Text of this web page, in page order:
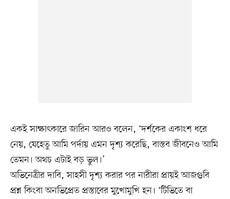
একই সাক্ষাৎকারে জারিন আরও বলেন, ‘দর্শকের একাংশ ধরে
নেয়, যেহেতু আমি পর্দায় এমন দৃশ্য করেছি, বাস্তব জীবনেও আমি
তেমন। অথচ এটাই বড় ভুল।’
অভিনেত্রীর দাবি, সাহসী দৃশ্য করার পর নারীরা প্রায়ই আজগুবি
প্রশ্ন কিংবা অনভিপ্রেত প্রস্তাবের মুখোমুখি হন। ‘টিভিতে বা